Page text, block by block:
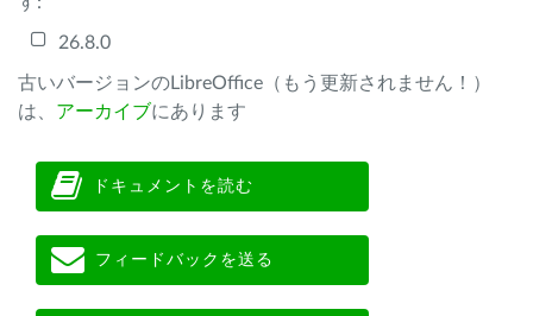
26.8.0
古いバージョンのLibreOffice（もう更新されません！）
は、 アーカイブにあります
ドキュメントを読む
フィードバックを送る